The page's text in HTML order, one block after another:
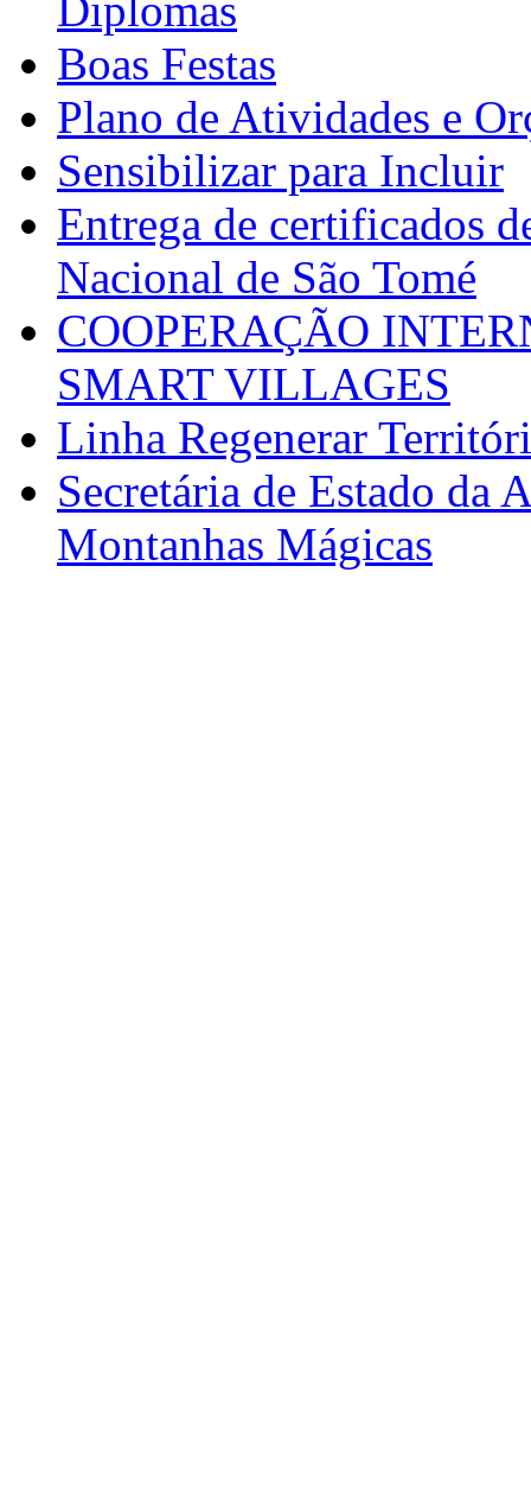
Boas Festas
Plano de Atividades e
Sensibilizar para Incluir
Entrega de certificados
Nacional de São Tomé
COOPERAÇÃO
SMART VILLAGES
Linha Regenerar
Secretária de Estado da
Montanhas Mágicas